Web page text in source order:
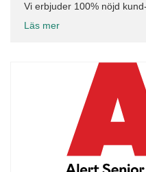
Vi erbjuder 100% nöjd
Läs mer